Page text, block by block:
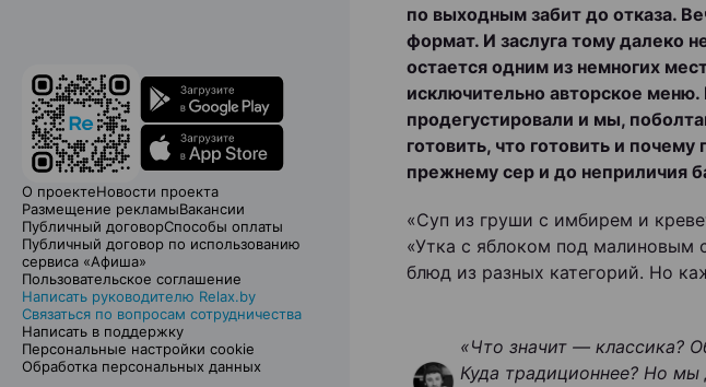
О проектеНовости проекта
Размещение рекламыВакансии
Публичный договорСпособы оплаты
Публичный договор по использованию
сервиса «Афиша»
Пользовательское соглашение
Написать руководителю Relax.by
Связаться по вопросам сотрудничества
Написать в поддержку
Персональные настройки cookie
Обработка персональных данных
по выходным забит до отказа.
формат. И заслуга тому далеко
остается одним из немногих
исключительно авторское
продегустировали и мы,
готовить, что готовить и
прежнему сер и до неприличия
«Суп из груши с имбирем и
«Утка с яблоком под
блюд из разных категорий. Но
«Что значит — классика?
Куда традиционнее? Но